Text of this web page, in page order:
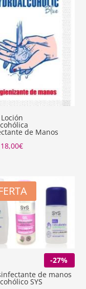
de Manos
18,00€Rango
desde
2,00€
hasta
18,00€
-27%
de manos
SYS